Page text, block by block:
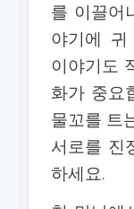
를 이끌어
야기에 귀
이야기도
화가 중요
물꼬를 트
서로를 진
하세요.